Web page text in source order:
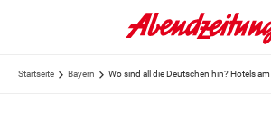
Startseite Bayern Wo sind all die Deutschen hin? Hotels